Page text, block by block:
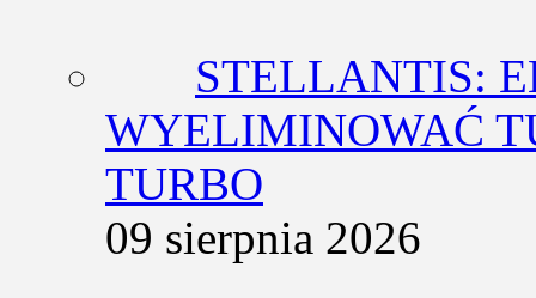
STELLANTIS:
WYELIMINOWAĆ
TURBO
09 sierpnia 2026